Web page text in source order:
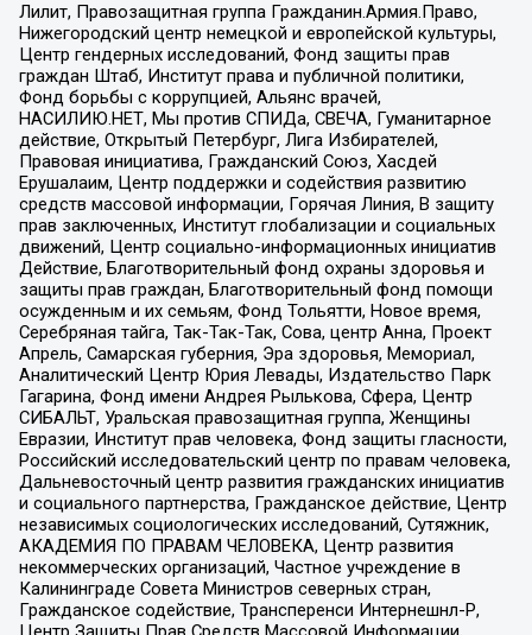
Лилит, Правозащитная группа Гражданин.Армия.Право,
Нижегородский центр немецкой и европейской культуры,
Центр гендерных исследований, Фонд защиты прав
граждан Штаб, Институт права и публичной политики,
Фонд борьбы с коррупцией, Альянс врачей,
НАСИЛИЮ.НЕТ, Мы против СПИДа, СВЕЧА, Гуманитарное
действие, Открытый Петербург, Лига Избирателей,
Правовая инициатива, Гражданский Союз, Хасдей
Ерушалаим, Центр поддержки и содействия развитию
средств массовой информации, Горячая Линия, В защиту
прав заключенных, Институт глобализации и социальных
движений, Центр социально-информационных инициатив
Действие, Благотворительный фонд охраны здоровья и
защиты прав граждан, Благотворительный фонд помощи
осужденным и их семьям, Фонд Тольятти, Новое время,
Серебряная тайга, Так-Так-Так, Сова, центр Анна, Проект
Апрель, Самарская губерния, Эра здоровья, Мемориал,
Аналитический Центр Юрия Левады, Издательство Парк
Гагарина, Фонд имени Андрея Рылькова, Сфера, Центр
СИБАЛЬТ, Уральская правозащитная группа, Женщины
Евразии, Институт прав человека, Фонд защиты гласности,
Российский исследовательский центр по правам человека,
Дальневосточный центр развития гражданских инициатив
и социального партнерства, Гражданское действие, Центр
независимых социологических исследований, Сутяжник,
АКАДЕМИЯ ПО ПРАВАМ ЧЕЛОВЕКА, Центр развития
некоммерческих организаций, Частное учреждение в
Калининграде Совета Министров северных стран,
Гражданское содействие, Трансперенси Интернешнл-Р,